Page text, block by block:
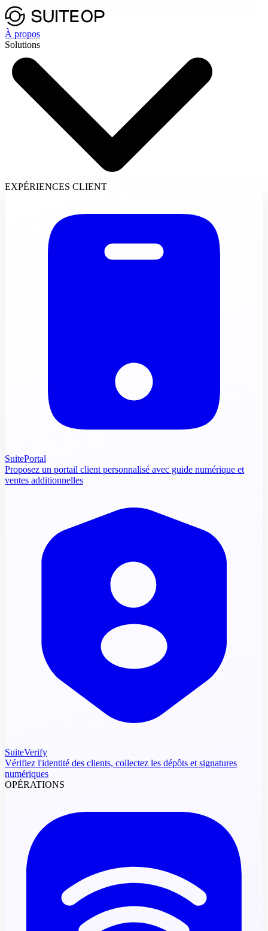
À propos
Solutions
EXPÉRIENCES CLIENT
SuitePortal
Proposez un portail client personnalisé avec guide numérique et
ventes additionnelles
SuiteVerify
Vérifiez l'identité des clients, collectez les dépôts et signatures
numériques
OPÉRATIONS